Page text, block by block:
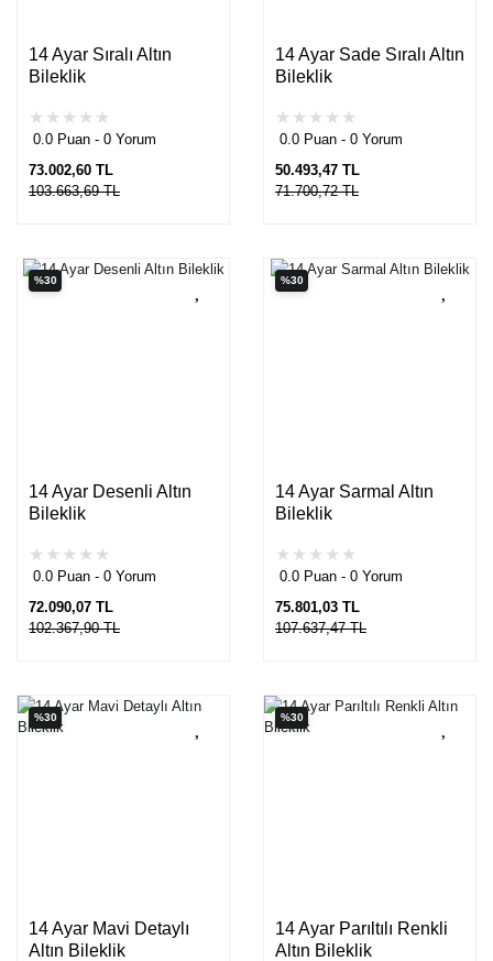
14 Ayar Sıralı Altın
Bileklik
0.0 Puan - 0 Yorum
73.002,60 TL
103.663,69 TL
14 Ayar Sade Sıralı Altın
Bileklik
0.0 Puan - 0 Yorum
50.493,47 TL
71.700,72 TL
%30
14 Ayar Desenli Altın
Bileklik
0.0 Puan - 0 Yorum
72.090,07 TL
102.367,90 TL
%30
14 Ayar Sarmal Altın
Bileklik
0.0 Puan - 0 Yorum
75.801,03 TL
107.637,47 TL
%30
14 Ayar Mavi Detaylı
Altın Bileklik
%30
14 Ayar Parıltılı Renkli
Altın Bileklik